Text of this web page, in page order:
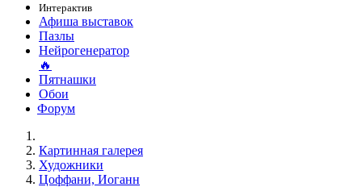
Интерактив
Афиша выставок
Пазлы
Нейрогенератор
🔥
Пятнашки
Обои
Форум
Картинная галерея
Художники
Цоффани, Иоганн